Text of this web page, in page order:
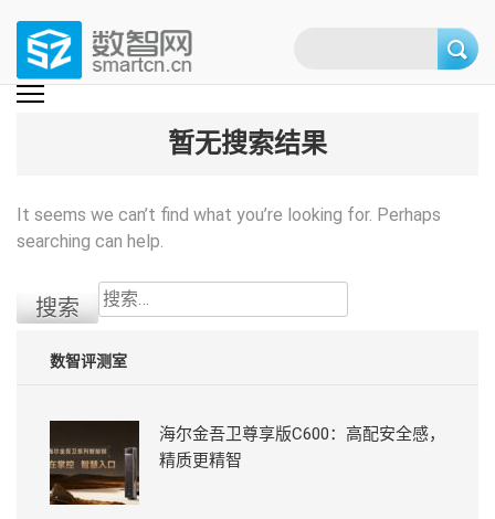
content
(Press
数智网
智能家居第一资讯门户 | 智能家居系统，智能家居产品，智能家居解决方
暂无搜索结果
It seems we can’t find what you’re looking for. Perhaps
searching can help.
搜
索：
数智评测室
海尔金吾卫尊享版C600：高配安全感，
精质更精智